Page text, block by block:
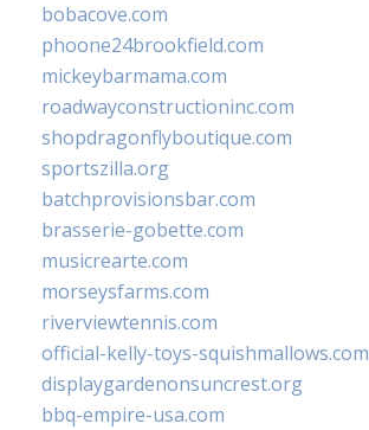
bobacove.com
phoone24brookfield.com
mickeybarmama.com
roadwayconstructioninc.com
shopdragonflyboutique.com
sportszilla.org
batchprovisionsbar.com
brasserie-gobette.com
musicrearte.com
morseysfarms.com
riverviewtennis.com
official-kelly-toys-squishmallows.com
displaygardenonsuncrest.org
bbq-empire-usa.com